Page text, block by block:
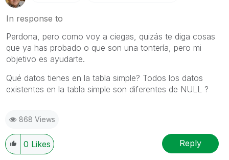
In response to
Perdona, pero como voy a ciegas, quizás te diga cosas
que ya has probado o que son una tontería, pero mi
objetivo es ayudarte.
Qué datos tienes en la tabla simple? Todos los datos
existentes en la tabla simple son diferentes de NULL ?
868 Views
0 Likes Reply